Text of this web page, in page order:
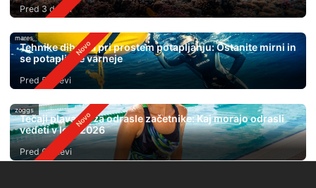
Pred 3 dnevi
mares
Tehnike dihanja pri prostem potapljanju: Ostanite mirni in
se potapljajte varneje
Pred 5 dnevi
zoggs
Tečaji plavanja za odrasle začetnike: Kaj morajo odrasli
vedeti v letu 2026
Pred 6 dnevi